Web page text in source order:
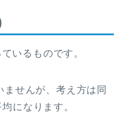
いるものです。
せんが、考え方は同
になります。